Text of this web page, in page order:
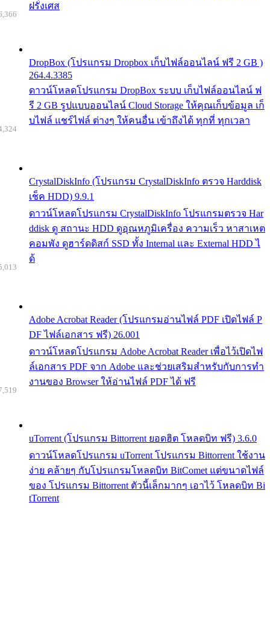
ฝรั่งเศส
DropBox (โปรแกรม Dropbox เก็บไฟล์ออนไลน์ ฟรี 2 GB )
264.4.3385
ดาวน์โหลดโปรแกรม DropBox ระบบ เก็บไฟล์ออนไลน์ ฟ
รี 2 GB รูปแบบออนไลน์ Cloud Storage ให้คุณเก็บข้อมูล เก็
บไฟล์ แชร์ไฟล์ ต่างๆ ให้คนอื่น เข้าถึงได้ ทุกที่ ทุกเวลา
CrystalDiskInfo (โปรแกรม CrystalDiskInfo ตรวจ Harddisk
เช็ค HDD) 9.9.1
ดาวน์โหลดโปรแกรม CrystalDiskInfo โปรแกรมตรวจ Har
ddisk ดู สถานะ HDD ดูอุณหภูมิเครื่อง ความเร็ว หาสาเหต
คอมพัง ดูฮาร์ดดิสก์ SSD ทั้ง Internal และ External HDD ไ
ด้
Adobe Acrobat Reader (โปรแกรมอ่านไฟล์ PDF เปิดไฟล์ P
DF ไฟล์เอกสาร ฟรี) 26.001
ดาวน์โหลดโปรแกรม Adobe Acrobat Reader เพื่อไว้เปิดไฟ
ล์เอกสาร PDF จาก Adobe และช่วยเสริมสำหรับกับการทำ
งานของ Browser ให้อ่านไฟล์ PDF ได้ ฟรี
uTorrent (โปรแกรม Bittorrent ยอดฮิต โหลดบิท ฟรี) 3.6.0
ดาวน์โหลดโปรแกรม uTorrent โปรแกรม Bittorrent ใช้งาน
ง่าย คล้ายๆ กับโปรแกรมโหลดบิท BitComet แต่ขนาดไฟล์
ของ โปรแกรม Bittorrent ตัวนี้เล็กมากๆ เอาไว้ โหลดบิท Bi
tTorrent